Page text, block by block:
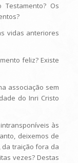
Os
vidas anteriores
feliz? Existe
associação sem
do Inri Cristo
às
deixemos de
da traição fora da
vezes? Destas